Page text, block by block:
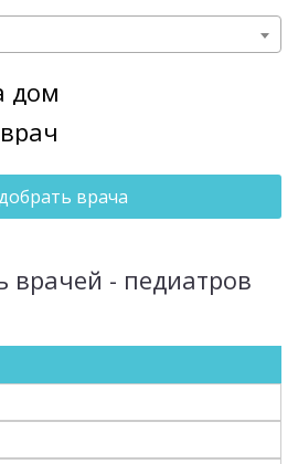
дом
врача
врачей - педиатров